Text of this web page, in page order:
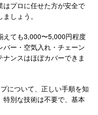
はプロに任せた方が安全で
しょう。
えても3,000〜5,000円程度
ー・空気入れ・チェーン
ンスはほぼカバーできま
について、正しい手順を知
特別な技術は不要で、基本